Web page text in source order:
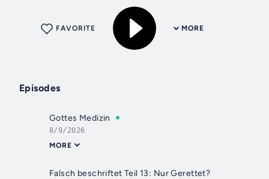
MORE
FAVORITE
Episodes
Gottes Medizin
8/9/2026
MORE
Falsch beschriftet Teil 13: Nur Gerettet?